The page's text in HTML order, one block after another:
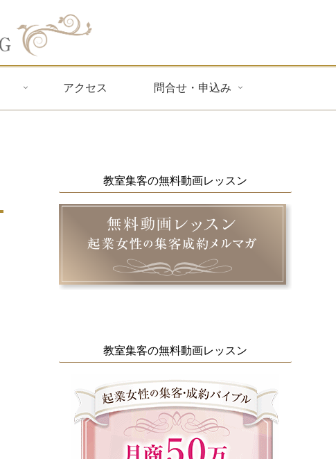
アクセス 問合せ・申込み
教室集客の無料動画レッスン
教室集客の無料動画レッスン